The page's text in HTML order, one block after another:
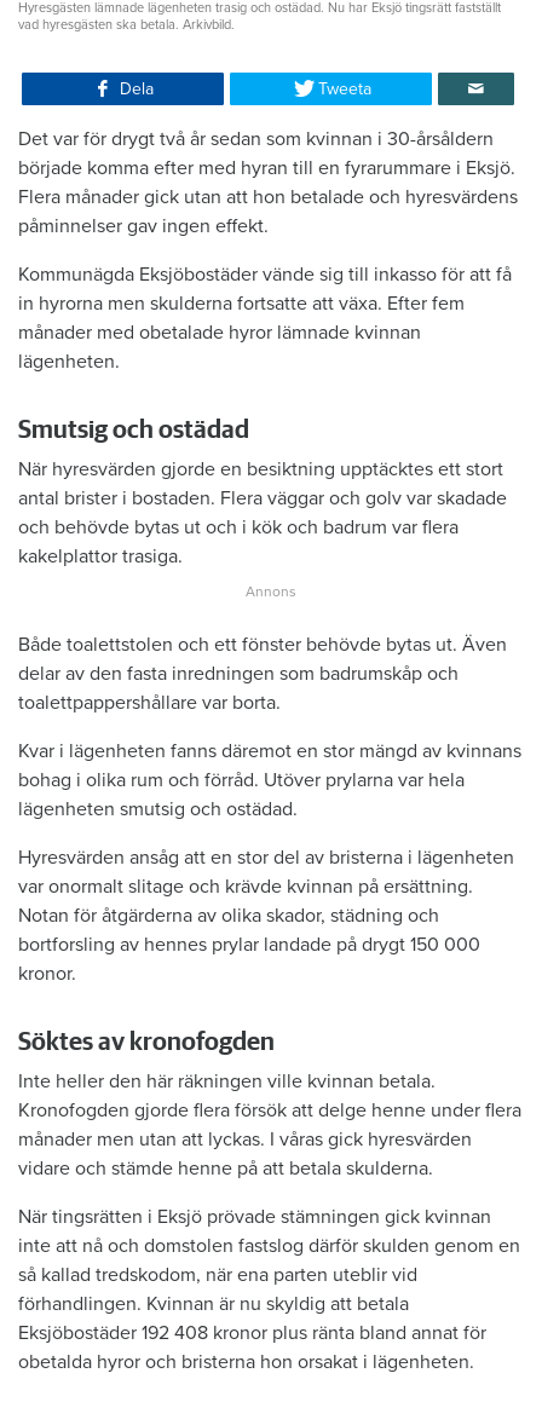
Hyresgästen lämnade lägenheten trasig och ostädad. Nu har Eksjö tingsrätt fastställt
vad hyresgästen ska betala. Arkivbild.
Dela Tweeta
Det var för drygt två år sedan som kvinnan i 30-årsåldern
började komma efter med hyran till en fyrarummare i Eksjö.
Flera månader gick utan att hon betalade och hyresvärdens
påminnelser gav ingen effekt.
Kommunägda Eksjöbostäder vände sig till inkasso för att få
in hyrorna men skulderna fortsatte att växa. Efter fem
månader med obetalade hyror lämnade kvinnan
lägenheten.
Smutsig och ostädad
När hyresvärden gjorde en besiktning upptäcktes ett stort
antal brister i bostaden. Flera väggar och golv var skadade
och behövde bytas ut och i kök och badrum var flera
kakelplattor trasiga.
Både toalettstolen och ett fönster behövde bytas ut. Även
delar av den fasta inredningen som badrumskåp och
toalettpappershållare var borta.
Kvar i lägenheten fanns däremot en stor mängd av kvinnans
bohag i olika rum och förråd. Utöver prylarna var hela
lägenheten smutsig och ostädad.
Hyresvärden ansåg att en stor del av bristerna i lägenheten
var onormalt slitage och krävde kvinnan på ersättning.
Notan för åtgärderna av olika skador, städning och
bortforsling av hennes prylar landade på drygt 150 000
kronor.
Söktes av kronofogden
Inte heller den här räkningen ville kvinnan betala.
Kronofogden gjorde flera försök att delge henne under flera
månader men utan att lyckas. I våras gick hyresvärden
vidare och stämde henne på att betala skulderna.
När tingsrätten i Eksjö prövade stämningen gick kvinnan
inte att nå och domstolen fastslog därför skulden genom en
så kallad tredskodom, när ena parten uteblir vid
förhandlingen. Kvinnan är nu skyldig att betala
Eksjöbostäder 192 408 kronor plus ränta bland annat för
obetalda hyror och bristerna hon orsakat i lägenheten.